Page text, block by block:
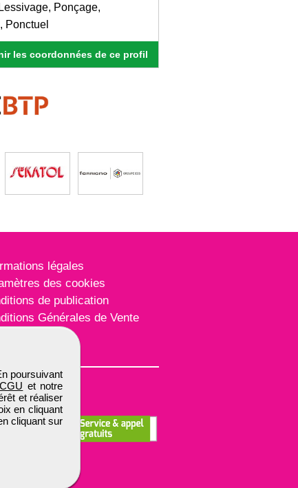
Ponçage,
Ponctuel
les coordonnées de ce profil
poursuivant
et notre
et réaliser
en cliquant
cliquant sur
légales
des cookies
de publication
Générales de Vente